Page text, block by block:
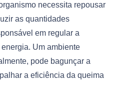
necessita repousar
as quantidades
em regular a
Um ambiente
pode bagunçar a
a eficiência da queima